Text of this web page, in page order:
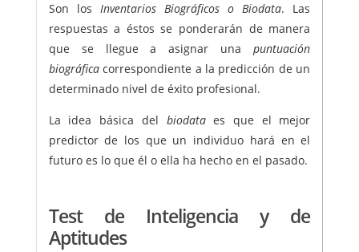
Son los Inventarios Biográficos o Biodata. Las
respuestas a éstos se ponderarán de manera
que se llegue a asignar unapuntuación
biográficacorrespondiente a la predicción de un
determinado nivel de éxito profesional.
La idea básica del biodataes que el mejor
predictor de los que un individuo hará en el
futuro es lo que él o ella ha hecho en el pasado.
Test de Inteligencia y de
Aptitudes